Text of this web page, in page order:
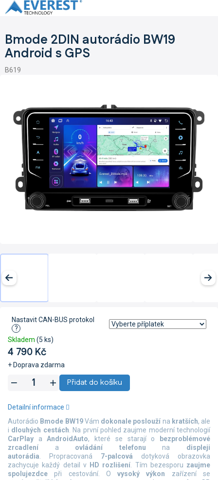
Přejít
na
Bmode 2DIN autorádio BW19
Android s GPS
B619
4 790 Kč
+ Doprava zdarma
Skladem (5 ks)
Nastavit CAN-BUS protokol
?
Přidat do košíku
Autorádio Bmode BW19Vám dokonale poslouží na kratších, ale
i dlouhých cestách. Na první pohled zaujme moderní technologií
CarPlay aAndroidAuto, které se starají o
bezproblémové
zrcadlení a ovládání telefonu na displeji
autorádia. Propracovaná 7-palcová dotyková obrazovka
zachycuje každý detail v HD rozlišení. Tím bezesporu zaujme
spolujezdce při cestování. Ovysoký výkon zařízení se
Detailní informace